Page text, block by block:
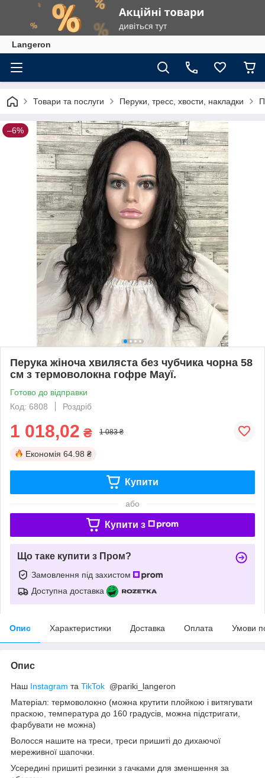
Langeron
Товари та послуги Перуки, тресс, хвости, накладки
–6%
Перука жіноча хвиляста без чубчика чорна 58
см з термоволокна гофре Мауї.
Готово до відправки
Код: 6808
Роздріб
1 018,02 ₴ 1 083 ₴
Економія 64.98 ₴
Купити
або
Купити з
Що таке купити з Пром?
Замовлення під захистом
Доступна доставка
Опис Характеристики Доставка Оплата Умови
Опис
Наш Instagram та TikTok @pariki_langeron
Матеріал: термоволокно (можна крутити плойкою і витягувати
праскою, температура до 160 градусів, можна підстригати,
фарбувати не можна)
Волосся нашите на треси, треси пришиті до дихаючої
мереживної шапочки.
Усередині пришиті резинки з гачками для зменшення за